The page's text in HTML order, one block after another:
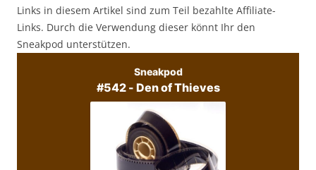
Links in diesem Artikel sind zum Teil bezahlte Affiliate-
Links. Durch die Verwendung dieser könnt Ihr den
Sneakpod unterstützen.